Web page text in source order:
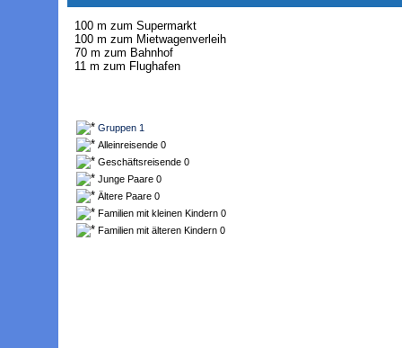
100 m zum Supermarkt
100 m zum Mietwagenverleih
70 m zum Bahnhof
11 m zum Flughafen
Gruppen 1
Alleinreisende 0
Geschäftsreisende 0
Junge Paare 0
Ältere Paare 0
Familien mit kleinen Kindern 0
Familien mit älteren Kindern 0